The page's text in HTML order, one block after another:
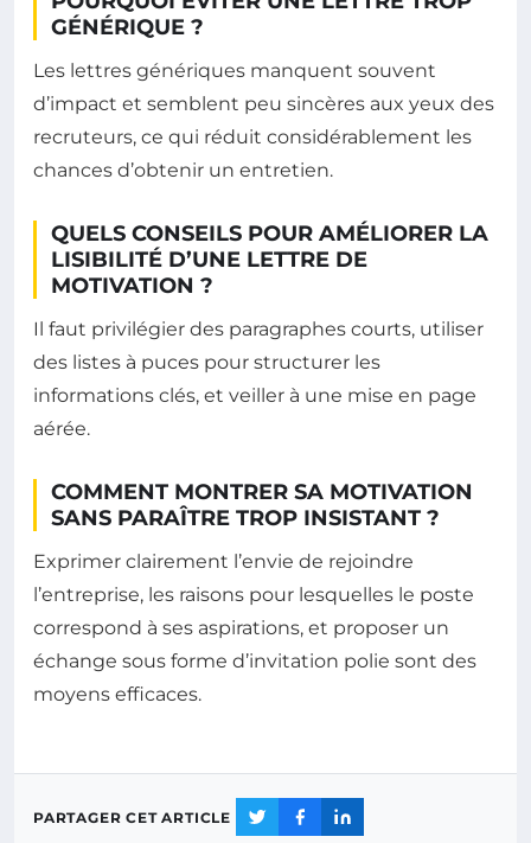
GÉNÉRIQUE ?
Les lettres génériques manquent souvent
d’impact et semblent peu sincères aux yeux des
recruteurs, ce qui réduit considérablement les
chances d’obtenir un entretien.
QUELS CONSEILS POUR AMÉLIORER LA
LISIBILITÉ D’UNE LETTRE DE
MOTIVATION ?
Il faut privilégier des paragraphes courts, utiliser
des listes à puces pour structurer les
informations clés, et veiller à une mise en page
aérée.
COMMENT MONTRER SA MOTIVATION
SANS PARAÎTRE TROP INSISTANT ?
Exprimer clairement l’envie de rejoindre
l’entreprise, les raisons pour lesquelles le poste
correspond à ses aspirations, et proposer un
échange sous forme d’invitation polie sont des
moyens efficaces.
PARTAGER CET ARTICLE